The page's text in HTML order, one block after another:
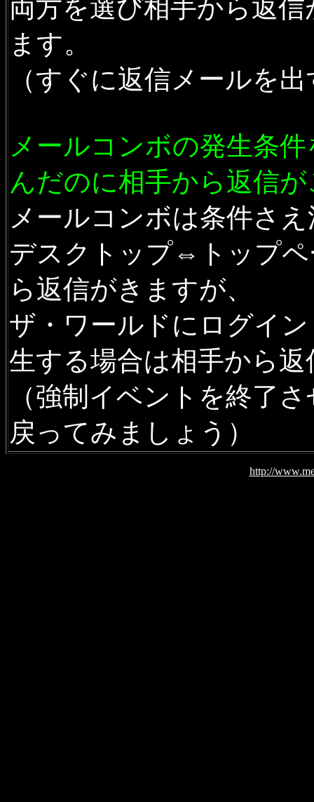
両方を選び相手から返
ます。
（すぐに返信メールを
メールコンボの発生条
んだのに相手から返信
メールコンボは条件さ
デスクトップ⇔トップ
ら返信がきますが、
ザ・ワールドにログイ
生する場合は相手から
（強制イベントを終了
戻ってみましょう）
http://